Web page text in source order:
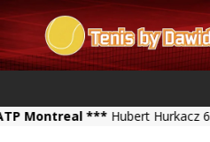
***Hubert Hurkacz 6-3, 6-